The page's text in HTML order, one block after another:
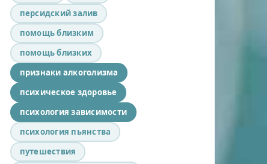
персидский залив
помощь близким
помощь близких
признаки алкоголизма
психическое здоровье
психология зависимости
психология пьянства
путешествия